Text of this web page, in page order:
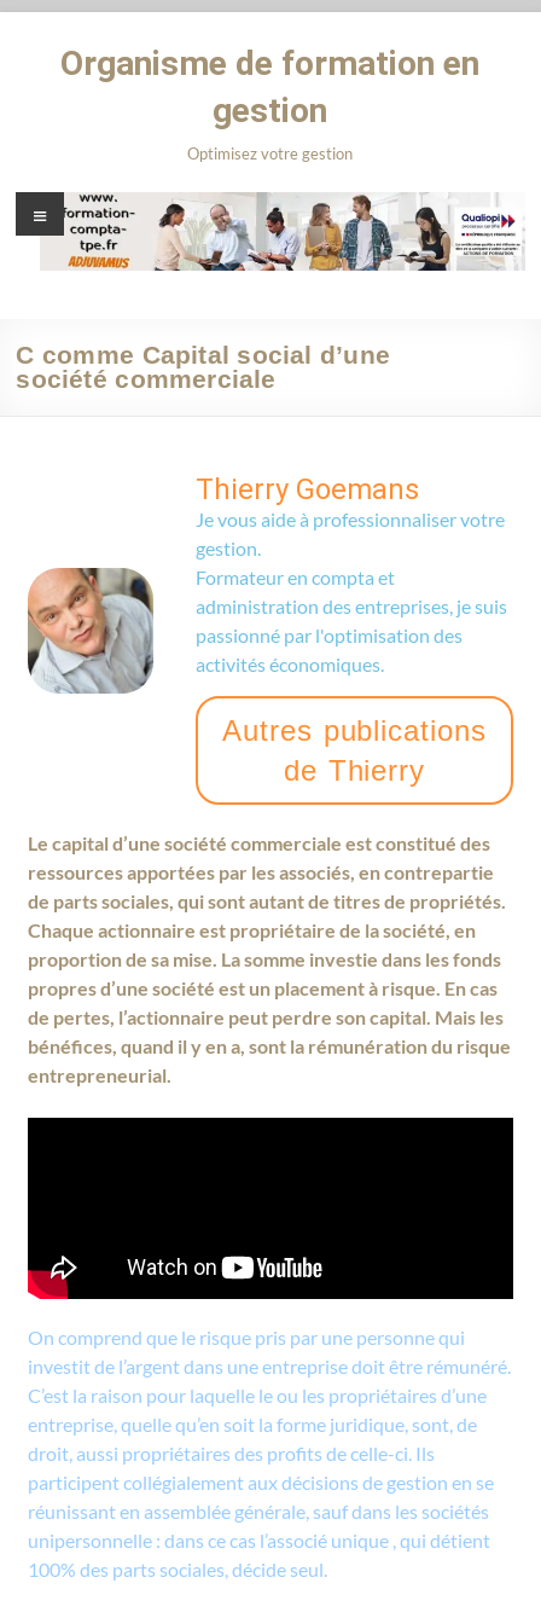
Organisme de formation en
gestion
Optimisez votre gestion
C comme Capital social d’une
société commerciale
Thierry Goemans
Je vous aide à professionnaliser votre
gestion.
Formateur en compta et
administration des entreprises, je suis
passionné par l'optimisation des
activités économiques.
Autres publications
de Thierry
Le capital d’une société commerciale est constitué des
ressources apportées par les associés, en contrepartie
de parts sociales, qui sont autant de titres de propriétés.
Chaque actionnaire est propriétaire de la société, en
proportion de sa mise. La somme investie dans les fonds
propres d’une société est un placement à risque. En cas
de pertes, l’actionnaire peut perdre son capital. Mais les
bénéfices, quand il y en a, sont la rémunération du risque
entrepreneurial.
On comprend que le risque pris par une personne qui
investit de l’argent dans une entreprise doit être rémunéré.
C’est la raison pour laquelle le ou les propriétaires d’une
entreprise, quelle qu’en soit la forme juridique, sont, de
droit, aussi propriétaires des profits de celle-ci. Ils
participent collégialement aux décisions de gestion en se
réunissant en assemblée générale, sauf dans les sociétés
unipersonnelle : dans ce cas l’associé unique , qui détient
100% des parts sociales, décide seul.